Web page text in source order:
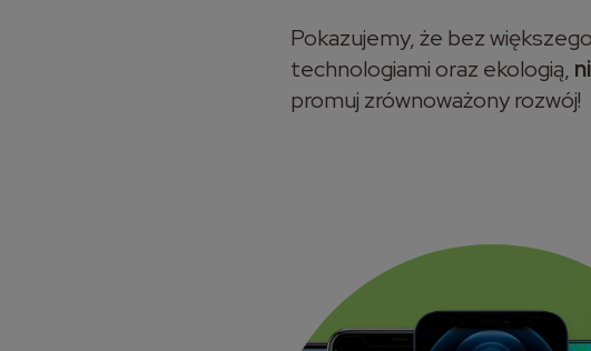
Pokazujemy, że bez
technologiami oraz ekologią,
promuj zrównoważony rozwój!